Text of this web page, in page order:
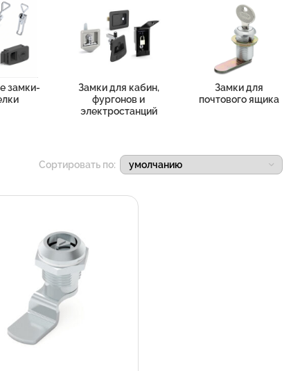
замки-
Замки для кабин,
фургонов и
электростанций
Замки для
почтового ящика
Сортировать по: